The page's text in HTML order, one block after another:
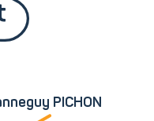
PICHON